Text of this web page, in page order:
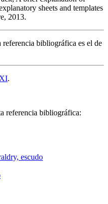
sheets and templates
2013.
referencia bibliográfica es el de
.
referencia bibliográfica:
escudo